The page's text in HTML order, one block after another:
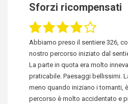
Sforzi ricompensati
Abbiamo preso il sentiere 326,
nostro percorso iniziato dal
La parte in quota era molto
praticabile. Paesaggi bellissimi.
meno quando iniziano i tornanti,
percorso è molto accidentato e